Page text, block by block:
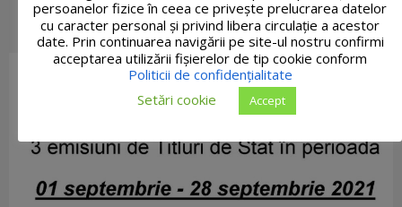
persoanelor fizice în ceea ce privește prelucrarea datelor
cu caracter personal și privind libera circulație a acestor
date. Prin continuarea navigării pe site-ul nostru confirmi
acceptarea utilizării fişierelor de tip cookie conform
Politicii de confidențialitate
Setări cookie
Accept